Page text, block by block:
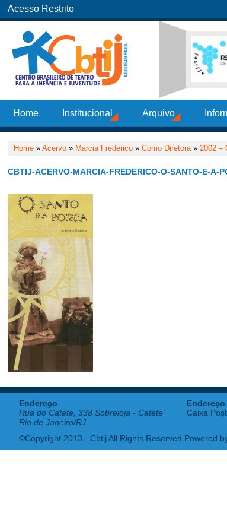
Acesso Restrito
Home Institucional Arquivo
Home » Acervo » Marcia Frederico » Como Diretora» 2002 –
CBTIJ-ACERVO-MARCIA-FREDERICO-O-SANTO-E-A-
Endereço
Rua do Catete, 338 Sobreloja - Catete
Rio de Janeiro/RJ
Caixa
©Copyright 2013 - Cbtij All Rights Reserved Powered